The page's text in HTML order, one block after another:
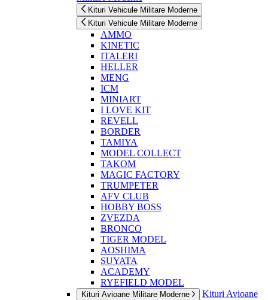
Kituri Vehicule Militare Moderne
Kituri Vehicule Militare Moderne
AMMO
KINETIC
ITALERI
HELLER
MENG
ICM
MINIART
I LOVE KIT
REVELL
BORDER
TAMIYA
MODEL COLLECT
TAKOM
MAGIC FACTORY
TRUMPETER
AFV CLUB
HOBBY BOSS
ZVEZDA
BRONCO
TIGER MODEL
AOSHIMA
SUYATA
ACADEMY
RYEFIELD MODEL
Kituri Avioane Militare Moderne
Kituri Avioane